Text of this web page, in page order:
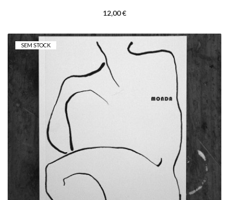
12,00 €
SEM STOCK